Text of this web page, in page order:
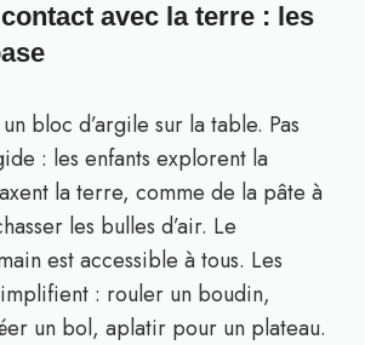
avec la terre : les
bloc d’argile sur la table. Pas
: les enfants explorent la
la terre, comme de la pâte à
les bulles d’air. Le
est accessible à tous. Les
: rouler un boudin,
un bol, aplatir pour un plateau.